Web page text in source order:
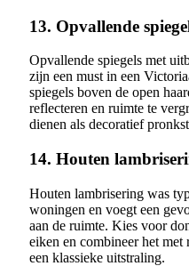
13. Opvallende
Opvallende spiegels met
zijn een must in een
spiegels boven de open
reflecteren en ruimte te
dienen als decoratief
14. Houten
Houten lambrisering was
woningen en voegt een
aan de ruimte. Kies voor
eiken en combineer het
een klassieke uitstraling.